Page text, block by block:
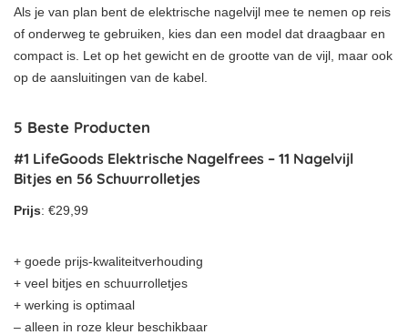
Als je van plan bent de elektrische nagelvijl mee te nemen op reis
of onderweg te gebruiken, kies dan een model dat draagbaar en
compact is. Let op het gewicht en de grootte van de vijl, maar ook
op de aansluitingen van de kabel.
5 Beste Producten
#1 LifeGoods Elektrische Nagelfrees – 11 Nagelvijl
Bitjes en 56 Schuurrolletjes
Prijs: €29,99
+ goede prijs-kwaliteitverhouding
+ veel bitjes en schuurrolletjes
+ werking is optimaal
– alleen in roze kleur beschikbaar